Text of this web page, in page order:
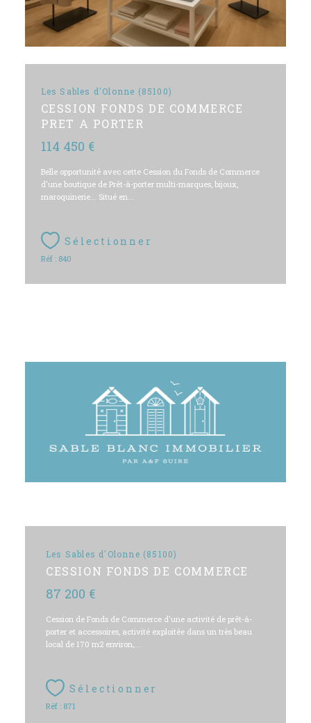
Les Sables d'Olonne (85100)
CESSION FONDS DE COMMERCE
PRET A PORTER
114 450 €
Belle opportunité avec cette Cession du Fonds de Commerce
d'une boutique de Prêt-à-porter multi-marques, bijoux,
maroquinerie... Situé en...
Sélectionner
Réf : 840
Les Sables d'Olonne (85100)
CESSION FONDS DE COMMERCE
87 200 €
Cession de Fonds de Commerce d'une activité de prêt-à-
porter et accessoires, activité exploitée dans un très beau
local de 170 m2 environ,...
Sélectionner
Réf : 871